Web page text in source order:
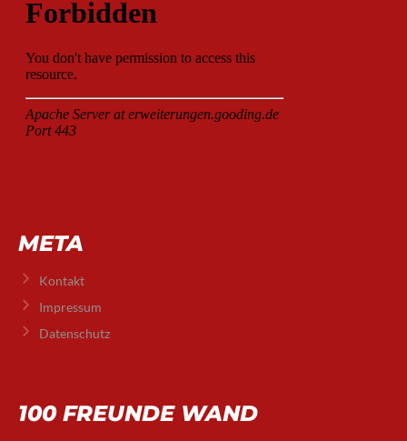
META
Kontakt
Impressum
Datenschutz
100 FREUNDE WAND